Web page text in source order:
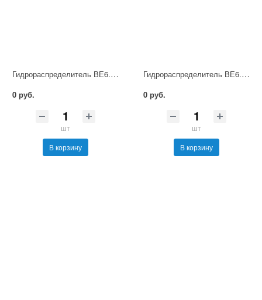
Гидрораспределитель ВЕ6.34 Г24 НМ УХЛ4
0 руб.
шт
В корзину
Гидрораспределитель ВЕ6.44 Г24 НМ УХЛ4
0 руб.
шт
В корзину